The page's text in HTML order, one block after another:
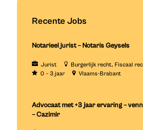
Recente Jobs
Notarieel jurist – Notaris Geysels
Jurist Burgerlijk recht Fiscaal
0 – 3 jaar
Vlaams-Brabant
Advocaat met +3 jaar ervaring –
– Cazimir